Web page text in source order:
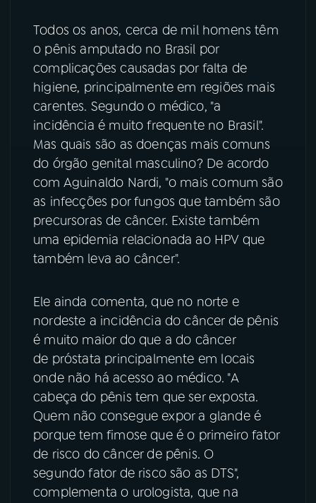
Todos os anos, cerca de mil homens têm
o pênis amputado no Brasil por
complicações causadas por falta de
higiene, principalmente em regiões mais
carentes. Segundo o médico, "a
incidência é muito frequente no Brasil".
Mas quais são as doenças mais comuns
do órgão genital masculino? De acordo
com Aguinaldo Nardi, "o mais comum são
as infecções por fungos que também são
precursoras de câncer. Existe também
uma epidemia relacionada ao HPV que
também leva ao câncer".
Ele ainda comenta, que no norte e
nordeste a incidência do câncer de pênis
é muito maior do que a do câncer
de próstata principalmente em locais
onde não há acesso ao médico. "A
cabeça do pênis tem que ser exposta.
Quem não consegue expor a glande é
porque tem fimose que é o primeiro fator
de risco do câncer de pênis. O
segundo fator de risco são as DTS",
complementa o urologista, que na